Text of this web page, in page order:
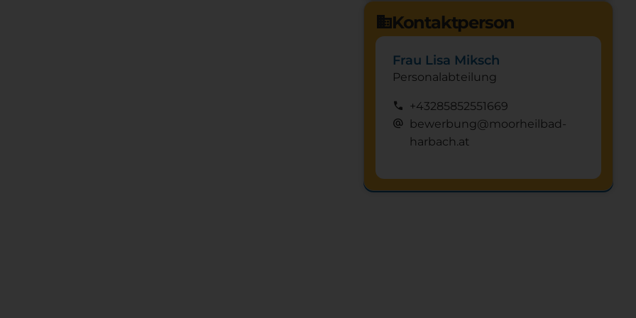
domainKontaktperson
Frau Lisa Miksch
Personalabteilung
call +43285852551669
alternate_email
bewerbung@moorheilbad-
harbach.at